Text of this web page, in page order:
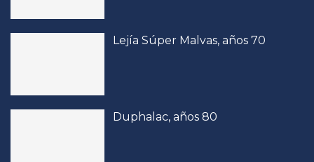
Lejía Súper Malvas, años 70
Duphalac, años 80